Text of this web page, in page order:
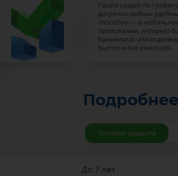
Гасите кредит по
досрочно любым
способом — в
приложении, интернет-
банкоматах или
Быстро и без комиссии.
Условия кредита
До 7 лет